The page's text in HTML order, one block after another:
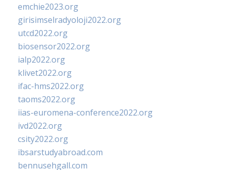
emchie2023.org
girisimselradyoloji2022.org
utcd2022.org
biosensor2022.org
ialp2022.org
klivet2022.org
ifac-hms2022.org
taoms2022.org
iias-euromena-conference2022.org
ivd2022.org
csity2022.org
ibsarstudyabroad.com
bennusehgall.com